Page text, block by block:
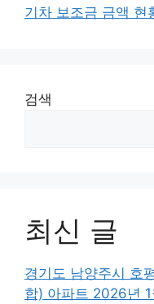
기차 보조금 금액 현
검색
최신 글
경기도 남양주시 호
합) 아파트 2026년 1